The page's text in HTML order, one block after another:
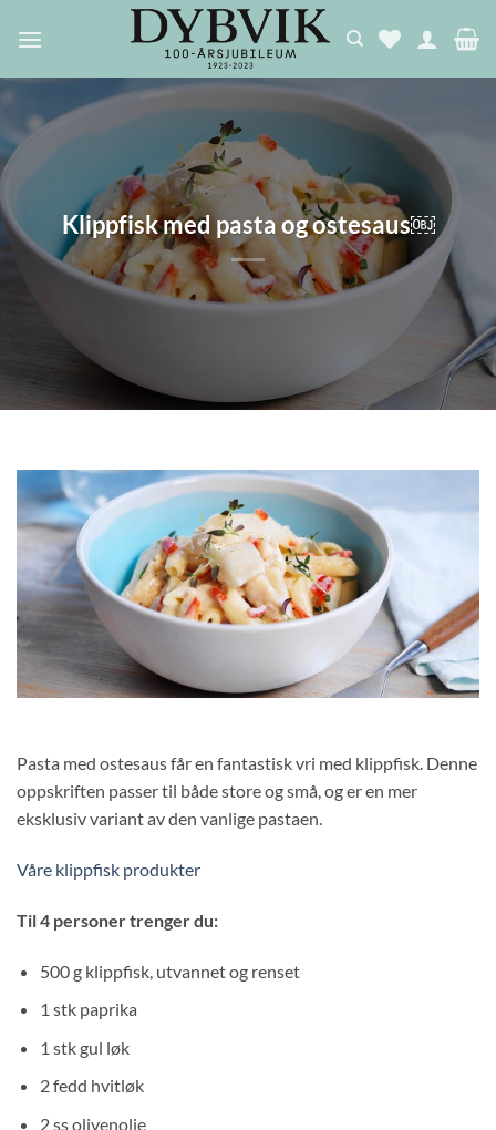
Klippfisk med pasta og ostesaus￼
Pasta med ostesaus får en fantastisk vri med klippfisk. Denne
oppskriften passer til både store og små, og er en mer
eksklusiv variant av den vanlige pastaen.
Våre klippfisk produkter
Til 4 personer trenger du:
500 g klippfisk, utvannet og renset
1 stk paprika
1 stk gul løk
2 fedd hvitløk
2 ss olivenolje